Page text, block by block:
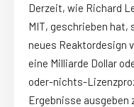
Derzeit, wie Richard
MIT, geschrieben hat,
neues Reaktordesign
eine Milliarde Dollar
oder-nichts-
Ergebnisse ausgeben